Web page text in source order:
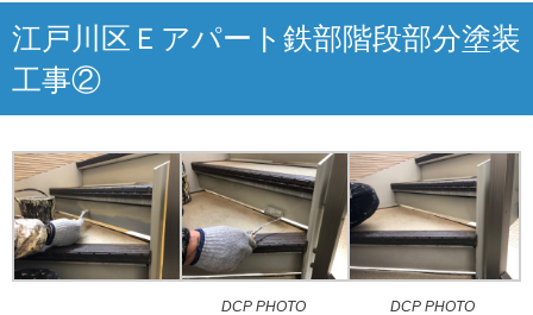
江戸川区Ｅアパート鉄部階段部分塗装
工事②
DCP PHOTO DCP PHOTO